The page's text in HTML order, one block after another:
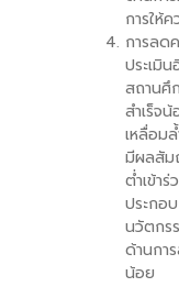
การให้
การลด
ประเมิ
สถานศึ
สำเร็จ
เหลื่อม
มีผลสัม
ต่ำเข้า
ประกอ
นวัตกร
ด้านกา
น้อย